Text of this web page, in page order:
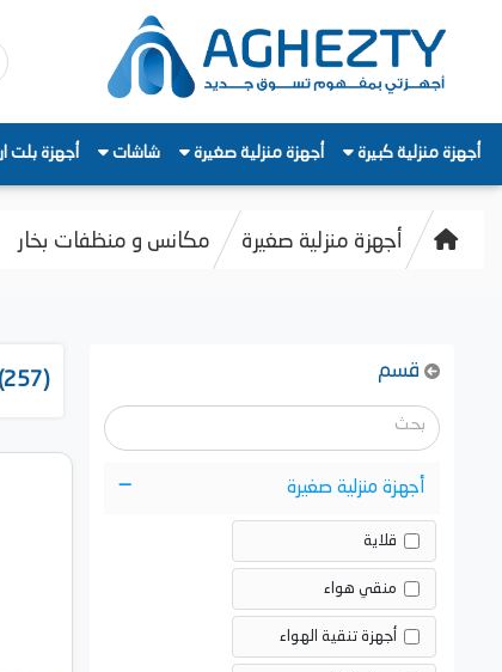
أجهزة منزلية كبيرة أجهزة منزلية صغيرة شاشات أجهزة بلت
أجهزة منزلية صغيرة مكانس و منظفات بخار
قسم
أجهزة منزلية صغيرة
قلاية
منقي هواء
أجهزة تنقية الهواء
(257)